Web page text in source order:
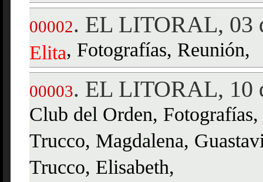
00002. EL LITORAL, 03
Elita, Fotografías, Reunión,
00003. EL LITORAL, 10
Club del Orden, Fotografías,
Trucco, Magdalena,
Trucco, Elisabeth,